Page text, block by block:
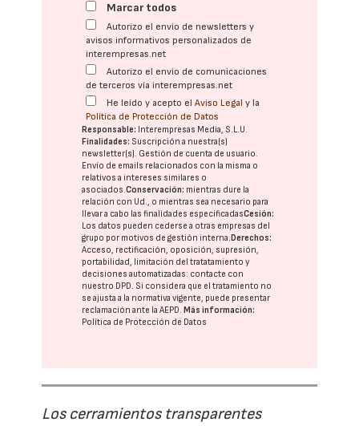
Marcar todos
Autorizo el envío de newsletters y
avisos informativos personalizados de
interempresas.net
Autorizo el envío de comunicaciones
de terceros vía interempresas.net
He leído y acepto elAviso Legal y la
Política de Protección de Datos
Responsable: Interempresas Media, S.L.U.
Finalidades: Suscripción a nuestra(s)
newsletter(s). Gestión de cuenta de usuario.
Envío de emails relacionados con la misma o
relativos a intereses similares o
asociados.Conservación: mientras dure la
relación con Ud., o mientras sea necesario para
llevar a cabo las finalidades especificadasCesión:
Los datos pueden cederse a otras empresas del
grupo por motivos de gestión interna. Derechos:
Acceso, rectificación, oposición, supresión,
portabilidad, limitación del tratatamiento y
decisiones automatizadas: contacte con
nuestro DPD. Si considera que el tratamiento no
se ajusta a la normativa vigente, puede presentar
reclamación ante laAEPD. Más información:
Política de Protección de Datos
Los cerramientos transparentes